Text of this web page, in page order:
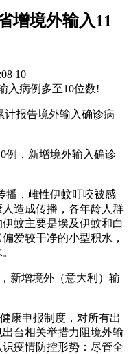
增境外输入11
10
入病例多至10位数!
计报告境外输入确诊病
例，新增境外输入确诊
播，雌性伊蚊叮咬被感
造成传播，各年龄人群
蚊主要是埃及伊蚊和白
爱较干净的小型积水，
新增境外（意大利）输
康申报制度，对所有出
台相关举措力阻境外输
疫情防控形势：尽管全